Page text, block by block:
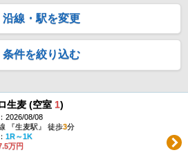
沿線・駅を変更
条件を絞り込む
生麦 (空室 1)
2026/08/08
『生麦駅』 徒歩3分
1R～1K
万円